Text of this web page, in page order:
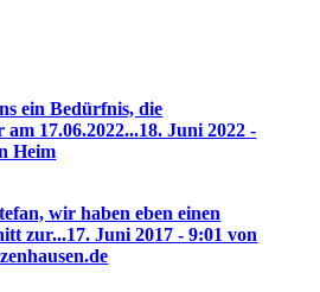
ein Bedürfnis, die
am 17.06.2022...18. Juni 2022 -
Heim
wir haben eben einen
zur...17. Juni 2017 - 9:01 von